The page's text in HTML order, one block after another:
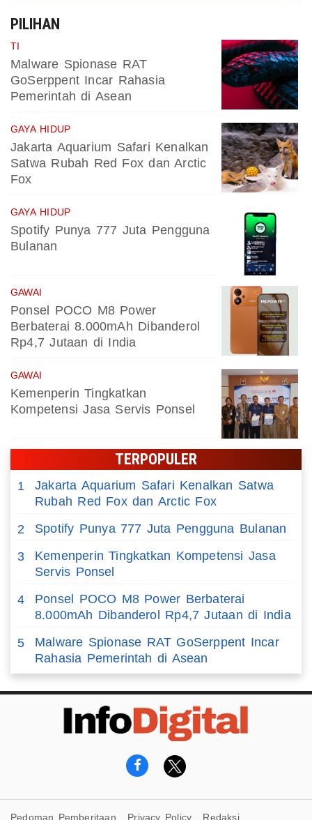
PILIHAN
TI
Malware Spionase RAT
GoSerppent Incar Rahasia
Pemerintah di Asean
GAYA HIDUP
Jakarta Aquarium Safari Kenalkan
Satwa Rubah Red Fox dan Arctic
Fox
GAYA HIDUP
Spotify Punya 777 Juta Pengguna
Bulanan
GAWAI
Ponsel POCO M8 Power
Berbaterai 8.000mAh Dibanderol
Rp4,7 Jutaan di India
GAWAI
Kemenperin Tingkatkan
Kompetensi Jasa Servis Ponsel
TERPOPULER
1
Jakarta Aquarium Safari Kenalkan Satwa
Rubah Red Fox dan Arctic Fox
2
Spotify Punya 777 Juta Pengguna Bulanan
3
Kemenperin Tingkatkan Kompetensi Jasa
Servis Ponsel
4
Ponsel POCO M8 Power Berbaterai
8.000mAh Dibanderol Rp4,7 Jutaan di India
5
Malware Spionase RAT GoSerppent Incar
Rahasia Pemerintah di Asean
Pedoman Pemberitaan Privacy Policy Redaksi